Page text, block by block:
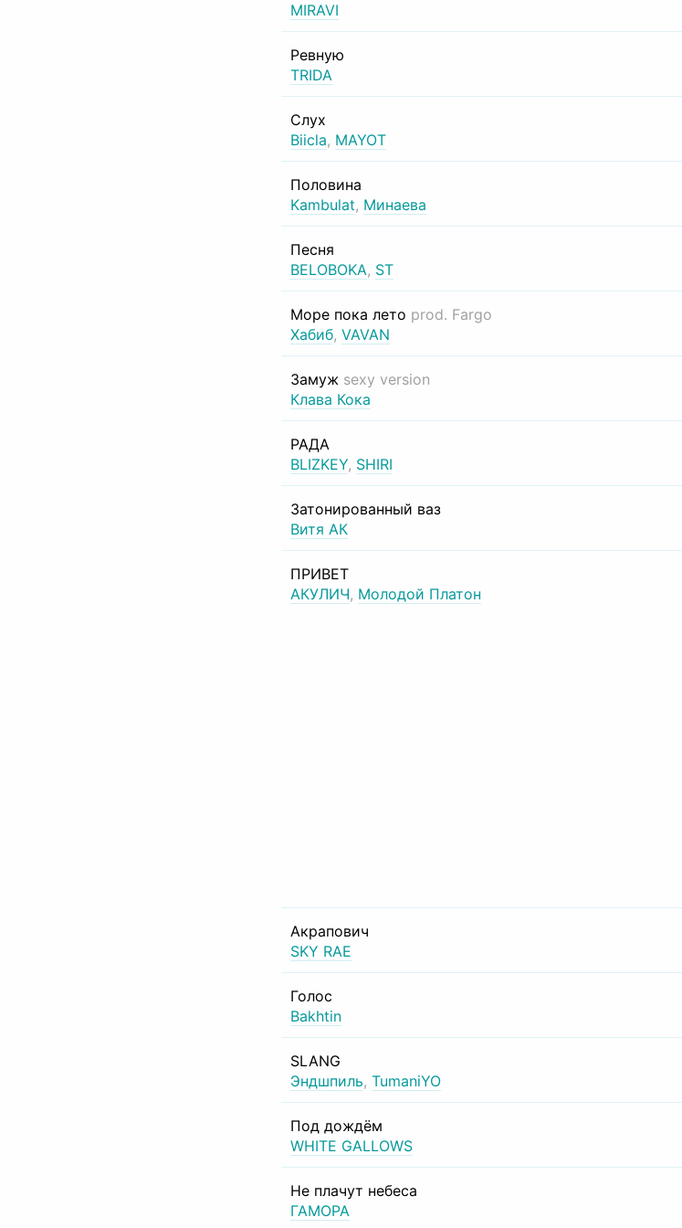
MIRAVI
Ревную
TRIDA
Слух
Biicla, MAYOT
Половина
Kambulat, Минаева
Песня
BELOBOKA, ST
Море пока лето prod. Fargo
Хабиб, VAVAN
Замуж sexy version
Клава Кока
РАДА
BLIZKEY, SHIRI
Затонированный ваз
Витя АК
ПРИВЕТ
АКУЛИЧ, Молодой Платон
Акрапович
SKY RAE
Голос
Bakhtin
SLANG
Эндшпиль, TumaniYO
Под дождём
WHITE GALLOWS
Не плачут небеса
ГАМОРА